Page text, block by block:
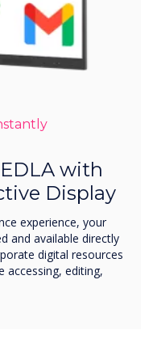
with
Display
experience, your
and available directly
digital resources
accessing, editing,